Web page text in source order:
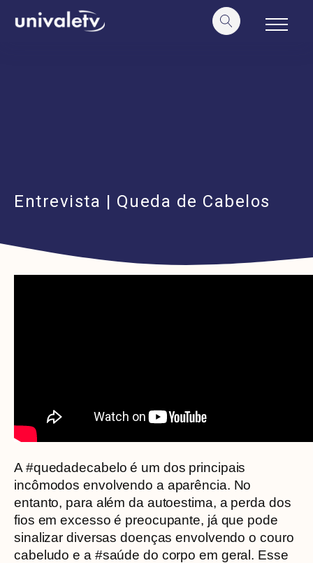
conteúdo
Entrevista | Queda de Cabelos
A #quedadecabelo é um dos principais
incômodos envolvendo a aparência. No
entanto, para além da autoestima, a perda dos
fios em excesso é preocupante, já que pode
sinalizar diversas doenças envolvendo o couro
cabeludo e a #saúde do corpo em geral. Esse